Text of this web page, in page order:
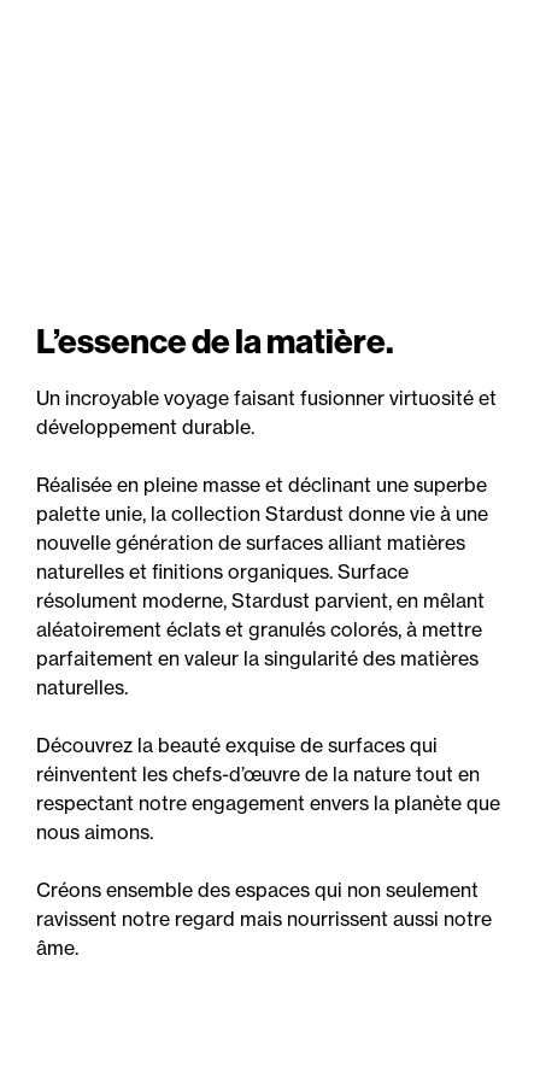
L’essence de la matière.
Un incroyable voyage faisant fusionner virtuosité et
développement durable.
Réalisée en pleine masse et déclinant une superbe
palette unie, la collection Stardust donne vie à une
nouvelle génération de surfaces alliant matières
naturelles et finitions organiques. Surface
résolument moderne, Stardust parvient, en mêlant
aléatoirement éclats et granulés colorés, à mettre
parfaitement en valeur la singularité des matières
naturelles.
Découvrez la beauté exquise de surfaces qui
réinventent les chefs-d’œuvre de la nature tout en
respectant notre engagement envers la planète que
nous aimons.
Créons ensemble des espaces qui non seulement
ravissent notre regard mais nourrissent aussi notre
âme.